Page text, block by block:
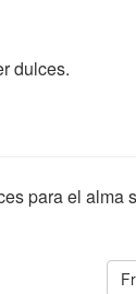
dulces.
para el alma